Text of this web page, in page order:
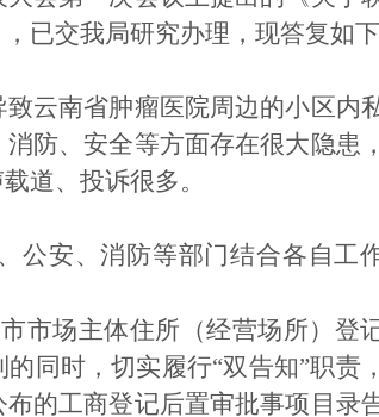
已交我局研究办理，现答复如下
云南省肿瘤医院周边的小区内
防、安全等方面存在很大隐患
道、投诉很多。
安、消防等部门结合各自工
市场主体住所（经营场所）登
同时，切实履行“双告知”职责，
的工商登记后置审批事项目录